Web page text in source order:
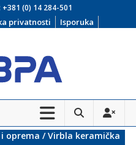
+381 (0) 14 284-501
privatnosti Isporuka
i oprema / Virbla keramička